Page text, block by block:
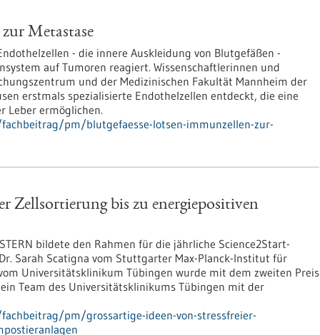
Metastase
- die innere Auskleidung von Blutgefäßen -
auf Tumoren reagiert. Wissenschaftlerinnen und
und der Medizinischen Fakultät Mannheim der
erstmals spezialisierte Endothelzellen entdeckt, die eine
Leber ermöglichen.
pm/blutgefaesse-lotsen-immunzellen-zur-
Zellsortierung bis zu energiepositiven
bildete den Rahmen für die jährliche Science2Start-
Sarah Scatigna vom Stuttgarter Max-Planck-Institut für
Universitätsklinikum Tübingen wurde mit dem zweiten Preis
Team des Universitätsklinikums Tübingen mit der
pm/grossartige-ideen-von-stressfreier-